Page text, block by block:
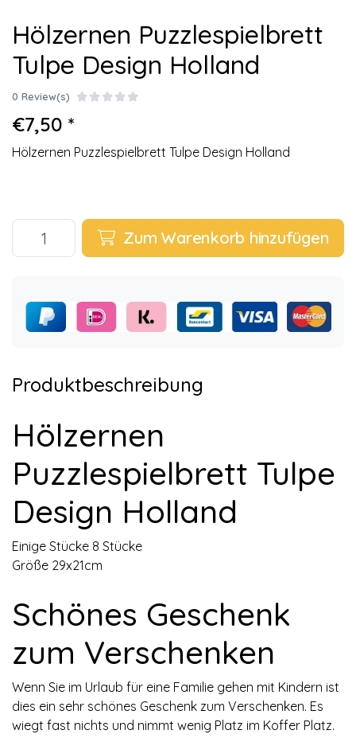
Hölzernen Puzzlespielbrett
Tulpe Design Holland
0 Review(s)
€7,50 *
Hölzernen Puzzlespielbrett Tulpe Design Holland
Zum Warenkorb hinzufügen
Produktbeschreibung
Hölzernen
Puzzlespielbrett Tulpe
Design Holland
Einige Stücke 8 Stücke
Größe 29x21cm
Schönes Geschenk
zum Verschenken
Wenn Sie im Urlaub für eine Familie gehen mit Kindern ist
dies ein sehr schönes Geschenk zum Verschenken. Es
wiegt fast nichts und nimmt wenig Platz im Koffer Platz.